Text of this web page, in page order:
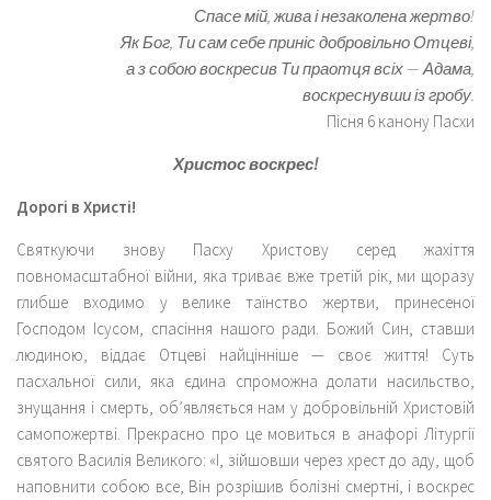
Спасе мій, жива і незаколена жертво!
Як Бог, Ти сам себе приніс добровільно Отцеві,
а з собою воскресив Ти праотця всіх — Адама,
воскреснувши із гробу.
Пісня 6 канону Пасхи
Христос воскрес!
Дорогі в Христі!
Святкуючи знову Пасху Христову серед жахіття
повномасштабної війни, яка триває вже третій рік, ми щоразу
глибше входимо у велике таїнство жертви, принесеної
Господом Ісусом, спасіння нашого ради. Божий Син, ставши
людиною, віддає Отцеві найцінніше — своє життя! Суть
пасхальної сили, яка єдина спроможна долати насильство,
знущання і смерть, об’являється нам у добровільній Христовій
самопожертві. Прекрасно про це мовиться в анафорі Літургії
святого Василія Великого: «І, зійшовши через хрест до аду, щоб
наповнити собою все, Він розрішив болізні смертні, і воскрес